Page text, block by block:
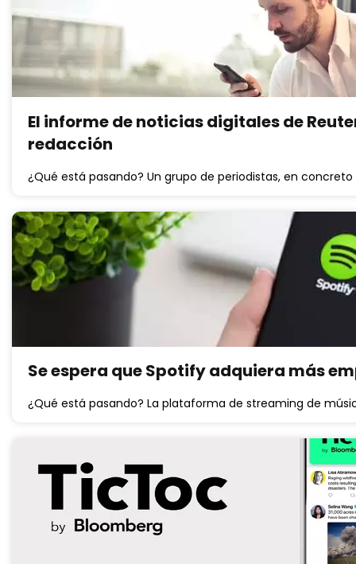
El informe de noticias digitales de
redacción
¿Qué está pasando? Un grupo de periodistas, en concreto
Se espera que Spotify adquiera más
¿Qué está pasando? La plataforma de streaming de